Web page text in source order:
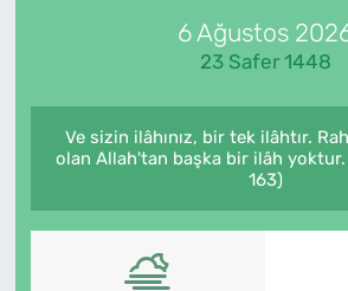
6 Ağustos
23 Safer 1448
Ve sizin ilâhınız, bir tek ilâhtır.
olan Allah'tan başka bir ilâh yoktur.
163)